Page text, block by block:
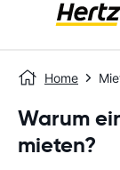
Home
Warum
mieten?